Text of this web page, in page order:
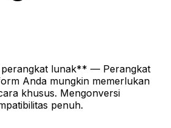
lunak** — Perangkat
Anda mungkin memerlukan
khusus. Mengonversi
penuh.